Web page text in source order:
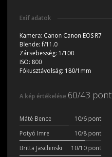
Exif adatok
Kamera: Canon Canon EOS R7
Blende:f/11.0
Zársebesség: 1/100
ISO: 800
Fókusztávolság: 180/1mm
A kép értékelése 60/43 pont
Máté Bence 10/6 pont
Potyó Imre
10/8 pont
Britta Jaschinski
10/10 pont